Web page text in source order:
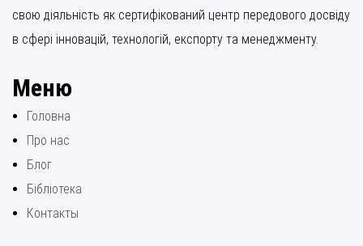
свою діяльність як сертифікований центр передового досвіду
в сфері інновацій, технологій, експорту та менеджменту.
Меню
Головна
Про нас
Блог
Бібліотека
Контакты